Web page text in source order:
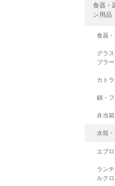
食器・
ン用品
食器・
グラ
ブラー
カト
鍋・
弁当
水筒
エプ
ラン
ルク